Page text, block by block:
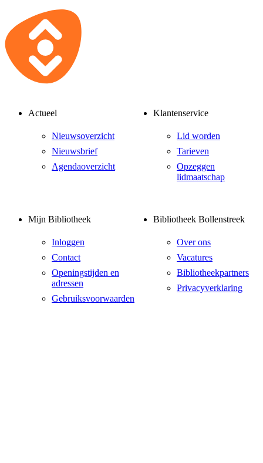
Actueel
Nieuwsoverzicht
Nieuwsbrief
Agendaoverzicht
Klantenservice
Lid worden
Tarieven
Opzeggen
lidmaatschap
Mijn Bibliotheek
Inloggen
Contact
Openingstijden en
adressen
Gebruiksvoorwaarden
Bibliotheek Bollenstreek
Over ons
Vacatures
Bibliotheekpartners
Privacyverklaring